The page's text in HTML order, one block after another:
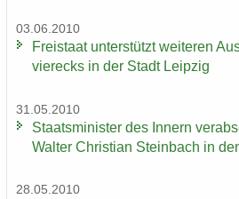
03.06.2010
Frei­staat un­ter­stützt wei­te­ren
vier­ecks in der Stadt Leip­zig
31.05.2010
Staats­mi­nis­ter des In­nern
Wal­ter Chris­ti­an Stein­bach in
28.05.2010